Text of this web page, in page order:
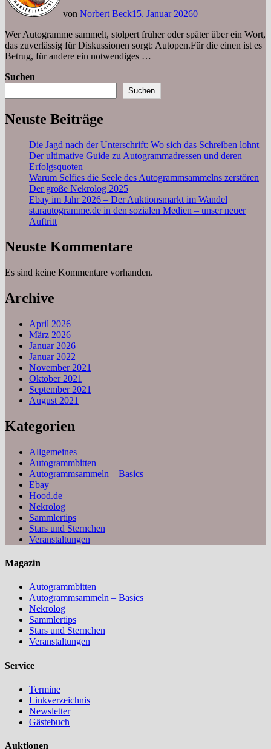
von Norbert Beck15. Januar 20260
Wer Autogramme sammelt, stolpert früher oder später über ein Wort,
das zuverlässig für Diskussionen sorgt: Autopen.Für die einen ist es
Betrug, für andere ein notwendiges …
Suchen
Suchen
Neuste Beiträge
Die Jagd nach der Unterschrift: Wo sich das Schreiben lohnt –
Der ultimative Guide zu Autogrammadressen und deren
Erfolgsquoten
Warum Selfies die Seele des Autogrammsammelns zerstören
Der große Nekrolog 2025
Ebay im Jahr 2026 – Der Auktionsmarkt im Wandel
starautogramme.de in den sozialen Medien – unser neuer
Auftritt
Neuste Kommentare
Es sind keine Kommentare vorhanden.
Archive
April 2026
März 2026
Januar 2026
Januar 2022
November 2021
Oktober 2021
September 2021
August 2021
Kategorien
Allgemeines
Autogrammbitten
Autogrammsammeln – Basics
Ebay
Hood.de
Nekrolog
Sammlertips
Stars und Sternchen
Veranstaltungen
Magazin
Autogrammbitten
Autogrammsammeln – Basics
Nekrolog
Sammlertips
Stars und Sternchen
Veranstaltungen
Service
Termine
Linkverzeichnis
Newsletter
Gästebuch
Auktionen